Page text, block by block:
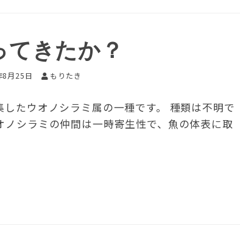
きたか？
8月25日 もりたき
たウオノシラミ属の一種です。 種類は不明で
シラミの仲間は一時寄生性で、魚の体表に取